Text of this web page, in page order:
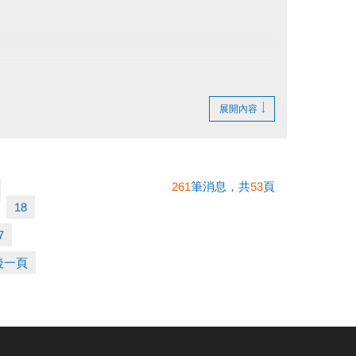
展開內容
18
一頁
261筆消息，共53頁